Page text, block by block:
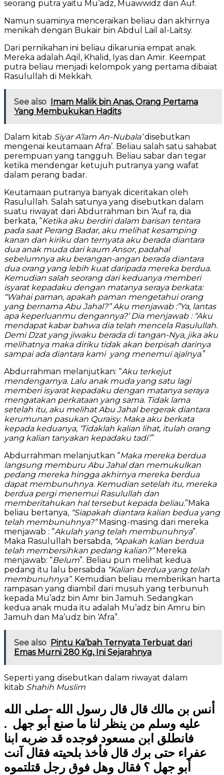
seorang putra yaitu Mu’adz, Muawwidz dan Auf.
Namun suaminya menceraikan beliau dan akhirnya
menikah dengan Bukair bin Abdul Lail al-Laitsy.
Dari pernikahan ini beliau dikarunia empat anak.
Mereka adalah Aqil, Khalid, Iyas dan Amir. Keempat
putra beliau menjadi kelompok yang pertama dibaiat
Rasulullah di Mekkah.
See also Imam Malik bin Anas, Orang Pertama
Yang Membukukan Hadits
Dalam kitab Siyar A’lam An-Nubala’disebutkan
mengenai keutamaan Afra’. Beliau salah satu sahabat
perempuan yang tangguh. Beliau sabar dan tegar
ketika mendengar ketujuh putranya yang wafat
dalam perang badar.
Keutamaan putranya banyak diceritakan oleh
Rasulullah. Salah satunya yang disebutkan dalam
suatu riwayat dari Abdurrahman bin ‘Auf ra, dia
berkata, “Ketika aku berdiri dalam barisan tentara
pada saat Perang Badar, aku melihat kesamping
kanan dan kiriku dan ternyata aku berada diantara
dua anak muda dari kaum Ansor, padahal
sebelumnya aku berangan-angan berada diantara
dua orang yang lebih kuat daripada mereka berdua.
Kemudian salah seorang dari keduanya memberi
isyarat kepadaku dengan matanya seraya berkata:
“Wahai paman, apakah paman mengetahui orang
yang bernama Abu Jahal?” Aku menjawab :”Ya, lantas
apa keperluanmu dengannya?’ Dia menjawab : “Aku
mendapat kabar bahwa dia telah mencela Rasulullah.
Demi Dzat yang jiwaku berada di tangan-Nya, jika aku
melihatnya maka diriku tidak akan berpisah darinya
sampai ada diantara kami yang menemui ajalnya.”
Abdurrahman melanjutkan: “Aku terkejut
mendengarnya. Lalu anak muda yang satu lagi
memberi isyarat kepadaku dengan matanya seraya
mengatakan perkataan yang sama. Tidak lama
setelah itu, aku melihat Abu Jahal bergerak diantara
kerumunan pasukan Quraisy. Maka aku berkata
kepada keduanya, ‘Tidaklah kalian lihat, itulah orang
yang kalian tanyakan kepadaku tadi’.”
Abdurrahman melanjutkan “Maka mereka berdua
langsung memburu Abu Jahal dan memukulkan
pedang mereka hingga akhirnya mereka berdua
dapat membunuhnya. Kemudian setelah itu, mereka
berdua pergi menemui Rasulullah dan
memberitahukan hal tersebut kepada beliau.”Maka
beliau bertanya, “Siapakah diantara kalian bedua yang
telah membunuhnya?”Masing-masing dari mereka
menjawab : “Akulah yang telah membunuhnya”.
Maka Rasulullah bersabda, “Apakah kalian berdua
telah membersihkan pedang kalian?”Mereka
menjawab: “Belum”. Beliau pun melihat kedua
pedang itu lalu bersabda “Kalian berdua yang telah
membunuhnya”. Kemudian beliau memberikan harta
rampasan yang diambil dari musuh yang terbunuh
kepada Mu’adz bin Amr bin Jamuh. Sedangkan
kedua anak muda itu adalah Mu’adz bin Amru bin
Jamuh dan Ma’udz bin ‘Afra”.
See also Pintu Ka’bah Ternyata Terbuat dari
Emas Murni 280 Kg, Ini Sejarahnya
Seperti yang disebutkan dalam riwayat dalam
kitab Shahih Muslim
أنس بن مالك قال قال رسول الله -صلى الله
عليه وسلم من ينظر لنا ما صنع أبو جهل .
فانطلق ابن مسعود فوجده قد ضربه ابنا
عفراء حتى برك قال فأخذ بلحيته فقال آنت
أبو جهل ؟ فقال وهل فوق رجل قتلتموه